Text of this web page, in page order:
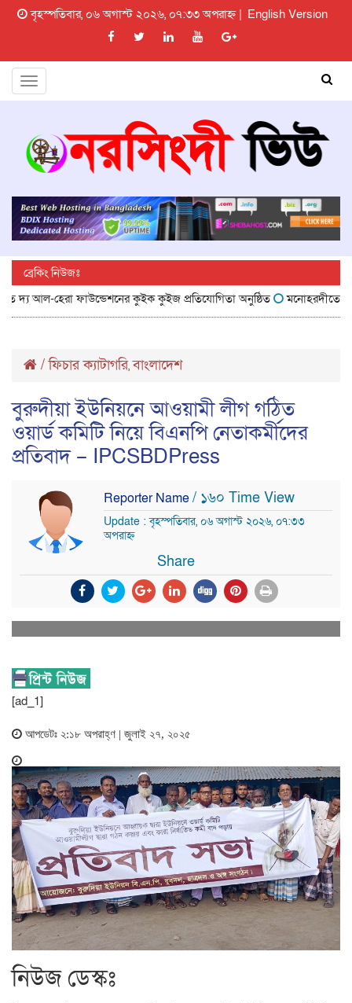
বৃহস্পতিবার, ০৬ অগাস্ট ২০২৬, ০৭:৩৩ অপরাহ্ন | English Version
Toggle
ব্রেকিং নিউজঃ
আল-হেরা ফাউন্ডেশনের কুইক কুইজ প্রতিযোগিতা অনুষ্ঠিত
মনোহরদীতে খাল
/ফিচার ক্যাটাগরি,বাংলাদেশ
বুরুদীয়া ইউনিয়নে আওয়ামী লীগ গঠিত
ওয়ার্ড কমিটি নিয়ে বিএনপি নেতাকর্মীদের
প্রতিবাদ – IPCSBDPress
Reporter Name/ ১৬০ Time View
Update : বৃহস্পতিবার, ০৬ অগাস্ট ২০২৬, ০৭:৩৩
অপরাহ্ন
Share
[ad_1]
আপডেটঃ ২:১৮ অপরাহ্ণ | জুলাই ২৭, ২০২৫
নিউজ ডেস্কঃ